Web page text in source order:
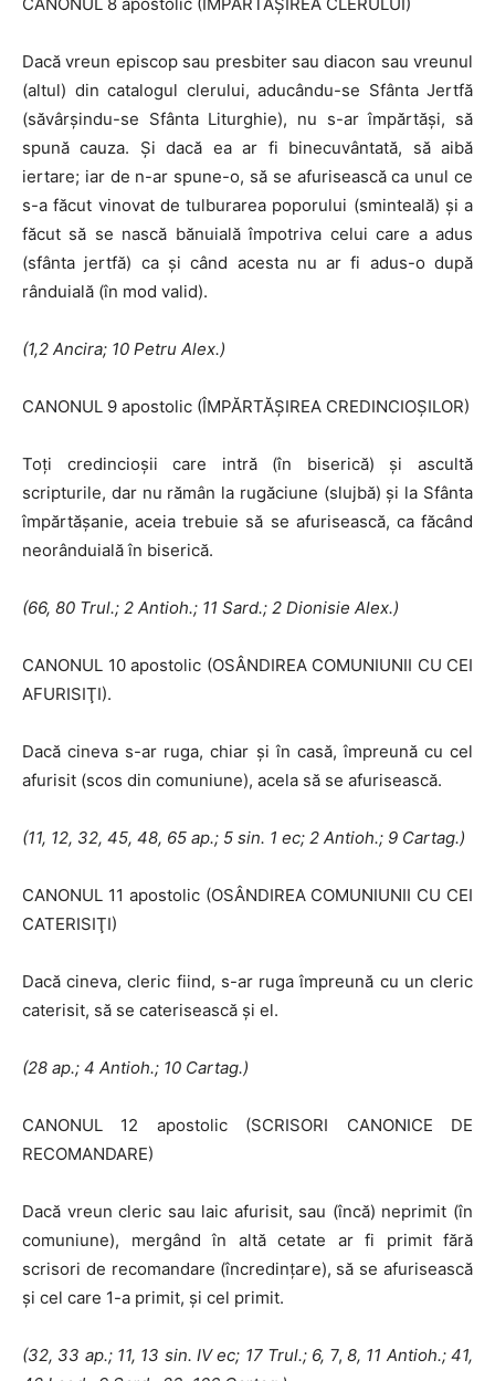
CANONUL 8 apostolic (ÎMPĂRTĂŞIREA CLERULUI)
Dacă vreun episcop sau presbiter sau diacon sau vreunul
(altul) din ca­talogul clerului, aducându-se Sfânta Jertfă
(săvârşindu-se Sfânta Litur­ghie), nu s-ar împărtăşi, să
spună cauza. Şi dacă ea ar fi binecuvântată, să aibă
iertare; iar de n-ar spune-o, să se afurisească ca unul ce
s-a făcut vi­novat de tulburarea poporului (sminteală) şi a
făcut să se nască bănuială împotriva celui care a adus
(sfânta jertfă) ca şi când acesta nu ar fi adus-o după
rânduială (în mod valid).
(1,2 Ancira; 10 Petru Alex.)
CANONUL 9 apostolic (ÎMPĂRTĂŞIREA CREDINCIOŞILOR)
Toţi credincioşii care intră (în biserică) şi ascultă
scripturile, dar nu ră­mân la rugăciune (slujbă) şi la Sfânta
împărtăşanie, aceia trebuie să se afu­risească, ca făcând
neorânduială în biserică.
(66, 80 Trul.; 2 Antioh.; 11 Sard.; 2 Dionisie Alex.)
CANONUL 10 apostolic (OSÂNDIREA COMUNIUNII CU CEI
AFURISIŢI).
Dacă cineva s-ar ruga, chiar şi în casă, împreună cu cel
afurisit (scos din comuniune), acela să se afurisească.
(11, 12, 32, 45, 48, 65 ap.; 5 sin. 1 ec; 2 Antioh.; 9 Cartag.)
CANONUL 11 apostolic (OSÂNDIREA COMUNIUNII CU CEI
CATERISIŢI)
Dacă cineva, cleric fiind, s-ar ruga împreună cu un cleric
caterisit, să se caterisească şi el.
(28 ap.; 4 Antioh.; 10 Cartag.)
CANONUL 12 apostolic (SCRISORI CANONICE DE
RECOMANDARE)
Dacă vreun cleric sau laic afurisit, sau (încă) neprimit (în
comuniune), mergând în altă cetate ar fi primit fără
scrisori de recomandare (încre­dinţare), să se afurisească
şi cel care 1-a primit, şi cel primit.
(32, 33 ap.; 11, 13 sin. IVec; 17 Trul.; 6, 7,8, 11 Antioh.; 41,